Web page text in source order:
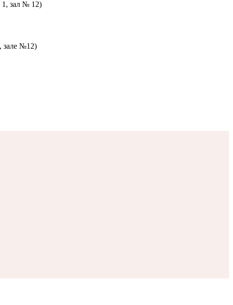
1, зал № 12)
зале №12)